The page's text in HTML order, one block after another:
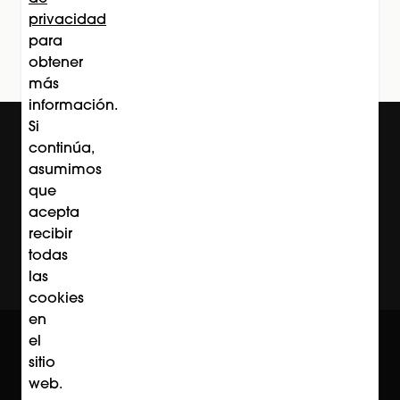
privacidad
para
obtener
más
información.
Si
continúa,
asumimos
que
acepta
recibir
todas
las
cookies
en
el
sitio
web.